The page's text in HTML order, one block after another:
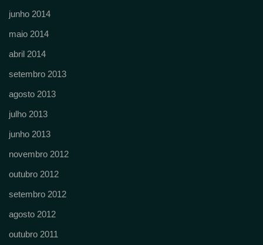
junho 2014
maio 2014
abril 2014
setembro 2013
agosto 2013
julho 2013
junho 2013
novembro 2012
outubro 2012
setembro 2012
agosto 2012
outubro 2011